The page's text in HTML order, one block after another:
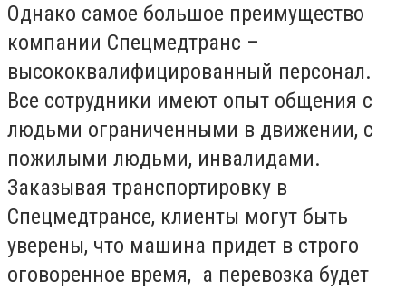
Однако самое большое преимущество
компании Спецмедтранс –
высококвалифицированный персонал.
Все сотрудники имеют опыт общения с
людьми ограниченными в движении, с
пожилыми людьми, инвалидами.
Заказывая транспортировку в
Спецмедтрансе, клиенты могут быть
уверены, что машина придет в строго
оговоренное время, а перевозка будет